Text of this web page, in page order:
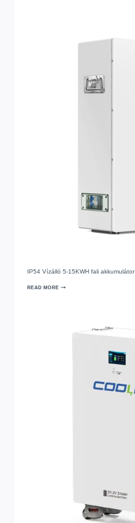
IP54 Vízálló 5-15KWH fali akkumulátor
READ MORE